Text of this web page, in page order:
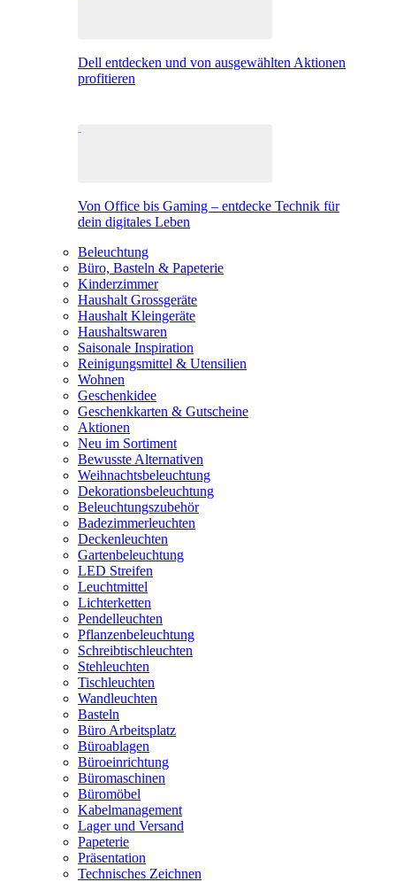
Dell entdecken und von ausgewählten Aktionen
profitieren
Von Office bis Gaming – entdecke Technik für
dein digitales Leben
Beleuchtung
Büro, Basteln & Papeterie
Kinderzimmer
Haushalt Grossgeräte
Haushalt Kleingeräte
Haushaltswaren
Saisonale Inspiration
Reinigungsmittel & Utensilien
Wohnen
Geschenkidee
Geschenkkarten & Gutscheine
Aktionen
Neu im Sortiment
Bewusste Alternativen
Weihnachtsbeleuchtung
Dekorationsbeleuchtung
Beleuchtungszubehör
Badezimmerleuchten
Deckenleuchten
Gartenbeleuchtung
LED Streifen
Leuchtmittel
Lichterketten
Pendelleuchten
Pflanzenbeleuchtung
Schreibtischleuchten
Stehleuchten
Tischleuchten
Wandleuchten
Basteln
Büro Arbeitsplatz
Büroablagen
Büroeinrichtung
Büromaschinen
Büromöbel
Kabelmanagement
Lager und Versand
Papeterie
Präsentation
Technisches Zeichnen